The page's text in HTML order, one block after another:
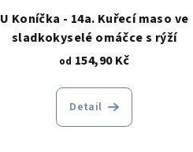
U Koníčka - 14a. Kuřecí maso ve
sladkokyselé omáčce s rýží
od 154,90 Kč
Detail